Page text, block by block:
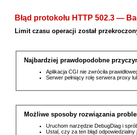
Błąd protokołu HTTP 502.3 —
Limit czasu operacji został
Najbardziej prawdopodobne
Aplikacja CGI nie zwróciła
Serwer pełniący rolę serwera proxy
Możliwe sposoby rozwiązania
Uruchom narzędzie DebugDiag i
Ustal, czy za ten błąd